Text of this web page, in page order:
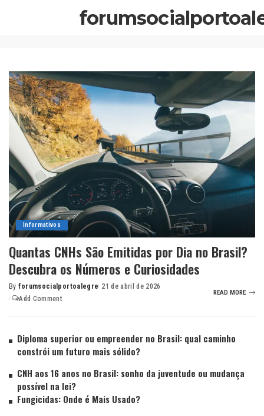
Informativos
Quantas CNHs São Emitidas por Dia no Brasil?
Descubra os Números e Curiosidades
By forumsocialportoalegre 21 de abril de 2026
Add Comment
READ MORE
Diploma superior ou empreender no Brasil: qual caminho
constrói um futuro mais sólido?
CNH aos 16 anos no Brasil: sonho da juventude ou mudança
possível na lei?
Fungicidas: Onde é Mais Usado?